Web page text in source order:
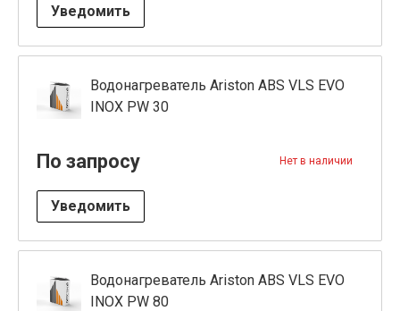
Уведомить
Водонагреватель Ariston ABS VLS EVO
INOX PW 30
По запросу Нет в наличии
Уведомить
Водонагреватель Ariston ABS VLS EVO
INOX PW 80